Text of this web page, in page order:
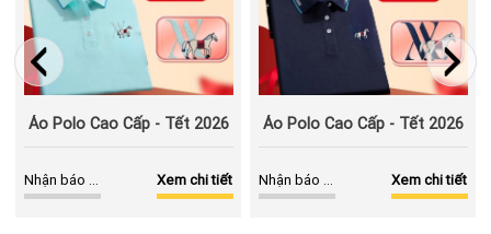
Áo Polo Cao Cấp - Tết 2026
Xem chi tiết
Nhận báo giá
Áo Polo Cao Cấp - Tết 2026
Xem chi tiết
Nhận báo giá